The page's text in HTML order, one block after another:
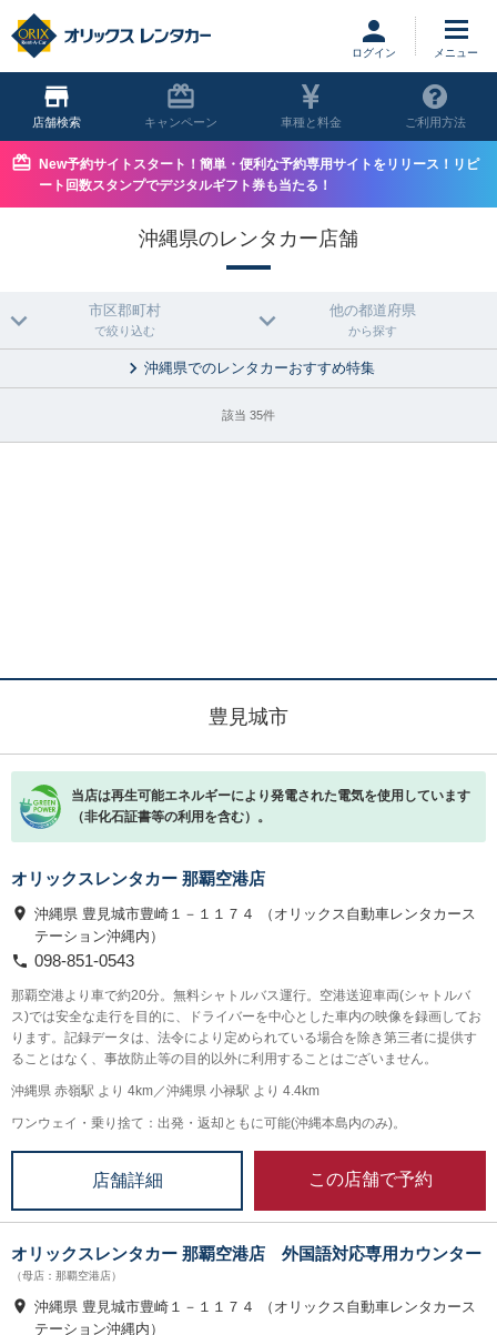
ログイン
店舗 キャンペーン 車種と料金 ご利用方法
New予約サイトスタート！簡単・便利な予約専用サイトをリリース！リピ
ート回数スタンプでデジタルギフト券も当たる！
沖縄県のレンタカー店舗
市区郡町村
で絞り込む
他の都道府県
から探す
沖縄県でのレンタカーおすすめ特集
該当 35件
豊見城市
当店は再生可能エネルギーにより発電された電気を使用しています
（非化石証書等の利用を含む）。
オリックスレンタカー 那覇空港店
沖縄県 豊見城市豊崎１－１１７４ （オリックス自動車レンタカース
テーション沖縄内）
098-851-0543
那覇空港より車で約20分。無料シャトルバス運行。空港送迎車両(シャトルバ
ス)では安全な走行を目的に、ドライバーを中心とした車内の映像を録画してお
ります。記録データは、法令により定められている場合を除き第三者に提供す
ることはなく、事故防止等の目的以外に利用することはございません。
沖縄県 赤嶺駅 より 4km／沖縄県 小禄駅 より 4.4km
ワンウェイ・乗り捨て：出発・返却ともに可能(沖縄本島内のみ)。
店舗詳細 この店舗で予約
オリックスレンタカー 那覇空港店 外国語対応専用カウンター
（母店：那覇空港店）
沖縄県 豊見城市豊崎１－１１７４ （オリックス自動車レンタカース
テーション沖縄内）